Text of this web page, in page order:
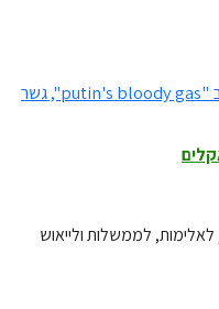
לממשלות ולייאוש